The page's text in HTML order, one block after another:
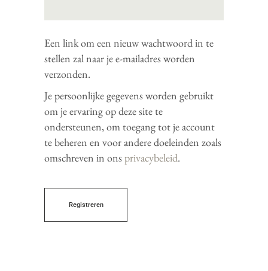
Een link om een nieuw wachtwoord in te
stellen zal naar je e-mailadres worden
verzonden.
Je persoonlijke gegevens worden gebruikt
om je ervaring op deze site te
ondersteunen, om toegang tot je account
te beheren en voor andere doeleinden zoals
omschreven in onsprivacybeleid.
registreren